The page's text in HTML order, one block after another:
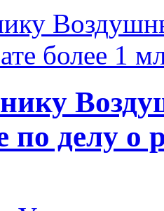
по делу о